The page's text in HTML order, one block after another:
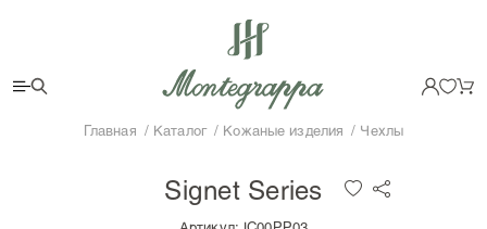
Главная Каталог Кожаные изделия Чехлы
Signet Series